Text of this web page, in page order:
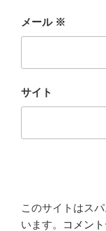
メール ※
サイト
このサイトはス
います。
コメン